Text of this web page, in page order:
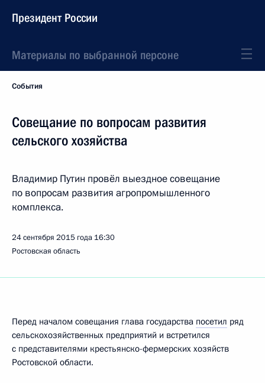
Президент России
Материалы по выбранной персоне
События
Совещание по вопросам развития
сельского хозяйства
Владимир Путин провёл выездное совещание
по вопросам развития агропромышленного
комплекса.
24 сентября 2015 года 16:30
Ростовская область
Перед началом совещания глава государства посетил ряд
сельскохозяйственных предприятий и встретился
с представителями крестьянско-фермерских хозяйств
Ростовской области.